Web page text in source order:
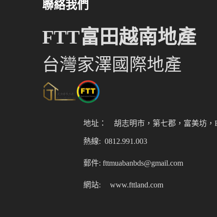
聯絡我們
FTT富田越南地產
台灣家澤國際地產
地址： 胡志明市，第七郡，富美坊，
熱線: 0812.991.003
郵件: fttmuabanbds@gmail.com
網站: www.fttland.com